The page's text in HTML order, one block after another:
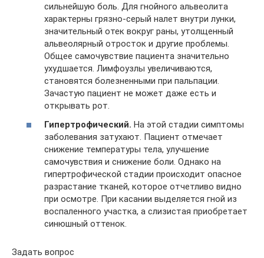
сильнейшую боль. Для гнойного альвеолита
характерны грязно-серый налет внутри лунки,
значительный отек вокруг раны, утолщенный
альвеолярный отросток и другие проблемы.
Общее самочувствие пациента значительно
ухудшается. Лимфоузлы увеличиваются,
становятся болезненными при пальпации.
Зачастую пациент не может даже есть и
открывать рот.
Гипертрофический. На этой стадии симптомы
заболевания затухают. Пациент отмечает
снижение температуры тела, улучшение
самочувствия и снижение боли. Однако на
гипертрофической стадии происходит опасное
разрастание тканей, которое отчетливо видно
при осмотре. При касании выделяется гной из
воспаленного участка, а слизистая приобретает
синюшный оттенок.
Задать вопрос